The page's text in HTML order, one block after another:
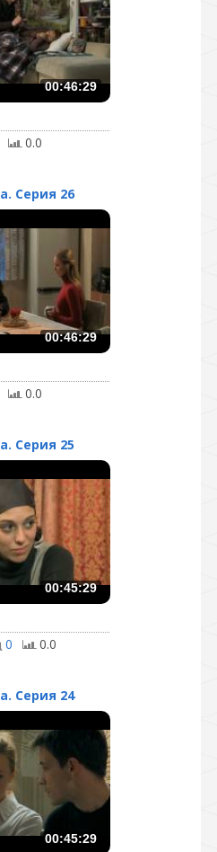
00:46:29
0.0
Серия 26
00:46:29
0.0
Серия 25
00:45:29
0 0.0
Серия 24
00:45:29